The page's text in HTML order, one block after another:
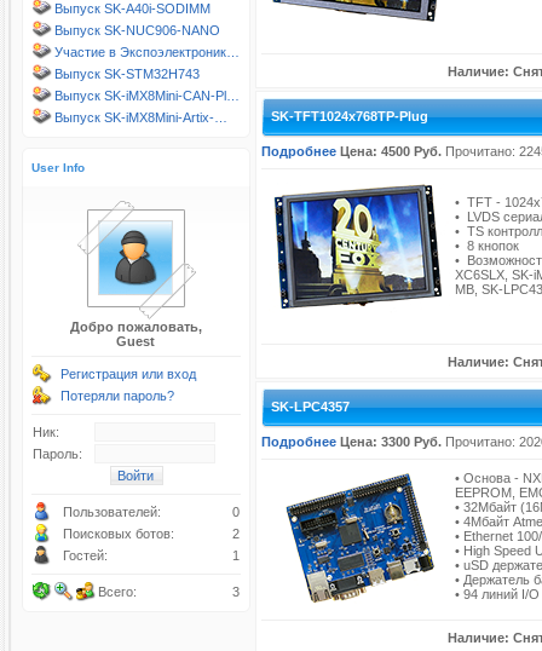
Выпуск SK-A40i-SODIMM
Выпуск SK-NUC906-NANO
Участие в Экспоэлектроник…
Выпуск SK-STM32H743
Выпуск SK-iMX8Mini-CAN-Pl…
Выпуск SK-iMX8Mini-Artix-…
User Info
Добро пожаловать,
Guest
Регистрация или вход
Потеряли пароль?
Ник:
Пароль:
Пользователей:
0
Поисковых ботов:
2
Гостей:
1
Всего: 3
Наличие:
SK-TFT1024x768TP-Plug
Подробнее Цена: 4500 Руб. Прочитано:
• TFT -
• LVDS
• TS
• 8 кнопок
•
XC6SLX, SK-
MB, SK-
Наличие:
SK-LPC4357
Подробнее Цена: 3300 Руб. Прочитано:
• Основа -
EEPROM,
• 32Mбайт
• 4Mбайт
• Ethernet
• High Speed
• uSD
• Держатель
• 94 линий I/O
Наличие: